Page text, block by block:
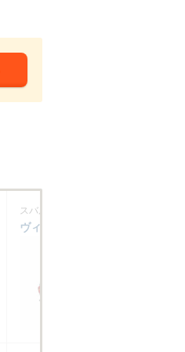
スバル
ヴィヴィオタルガトップ